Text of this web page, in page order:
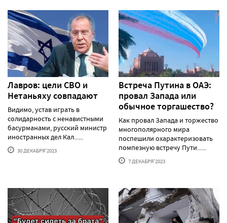
Лавров: цели СВО и
Нетаньяху совпадают
Видимо, устав играть в
солидарность с ненавистными
басурманами, русский министр
иностранных дел Кал......
30 ДЕКАБРЯ'2023
Встреча Путина в ОАЭ:
провал Запада или
обычное торгашество?
Как провал Запада и торжество
многополярного мира
поспешили охарактеризовать
помпезную встречу Пути......
7 ДЕКАБРЯ'2023